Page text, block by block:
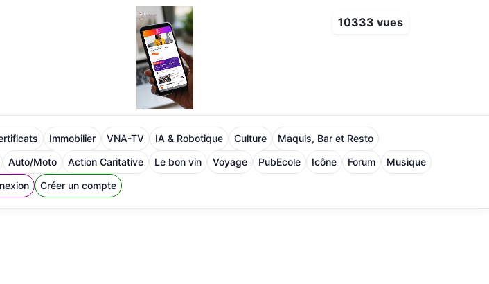
10333 vues
Immobilier VNA-TV IA & Robotique Culture
Maquis, Bar et Resto
Auto/Moto Action Caritative Le bon vin Voyage PubEcole Icône Forum
Musique
Créer un compte